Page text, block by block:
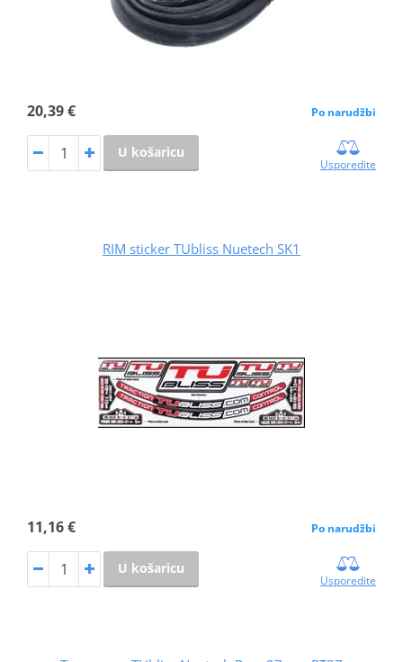
20,39 € Po narudžbi
U košaricu
Usporedite
RIM sticker TUbliss Nuetech SK1
11,16 € Po narudžbi
U košaricu
Usporedite